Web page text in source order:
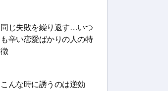
同じ失敗を繰り返す…いつ
も辛い恋愛ばかりの人の特
徴
こんな時に誘うのは逆効